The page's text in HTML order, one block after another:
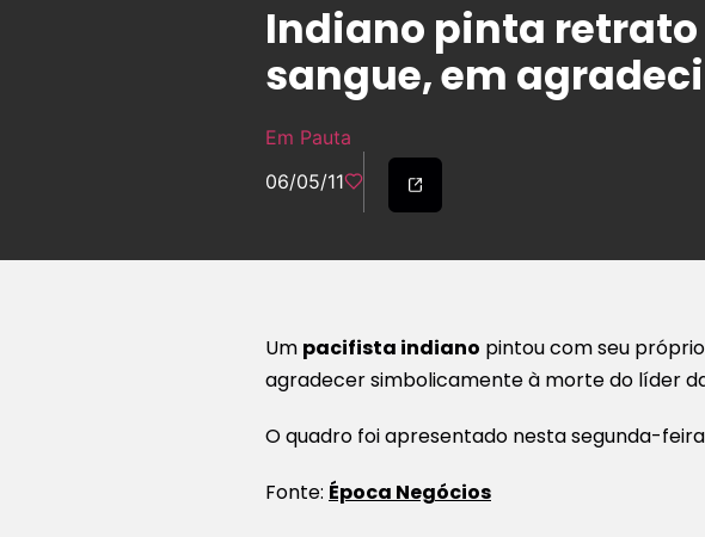
Indiano pinta retrato
sangue, em
Em Pauta
06/05/11
Um pacifista indiano pintou com seu
agradecer simbolicamente à morte do líder
O quadro foi apresentado nesta segunda-
Fonte: Época Negócios